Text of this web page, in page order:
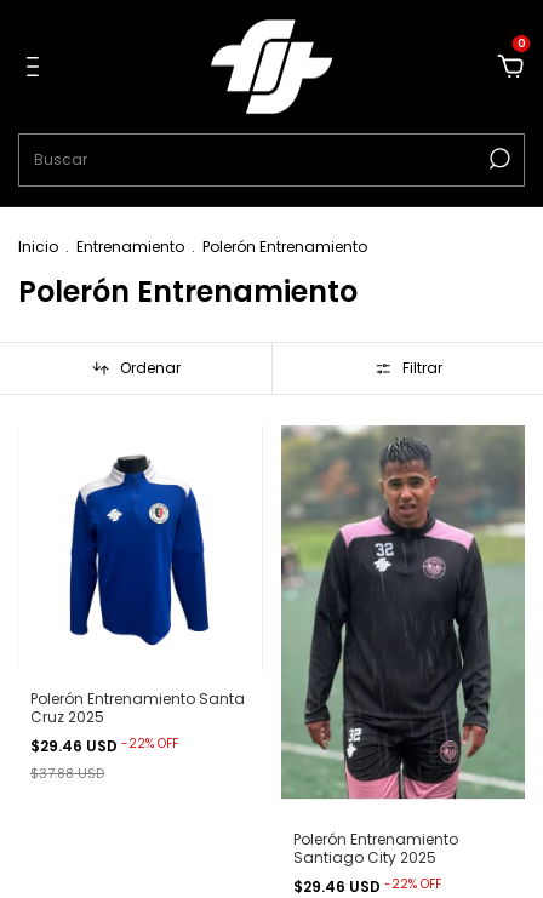
0
Inicio . Entrenamiento . Polerón Entrenamiento
Polerón Entrenamiento
Ordenar Filtrar
Polerón Entrenamiento Santa
Cruz 2025
$29.46 USD -22% OFF
$37.88 USD
Polerón Entrenamiento
Santiago City 2025
$29.46 USD -22% OFF